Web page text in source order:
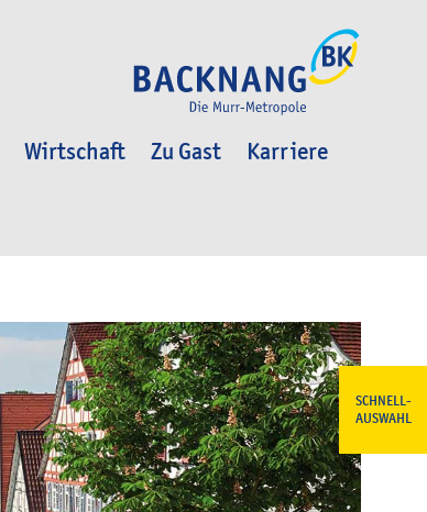
Wirtschaft Zu Gast
Karriere
SCHNELL-
AUSWAHL